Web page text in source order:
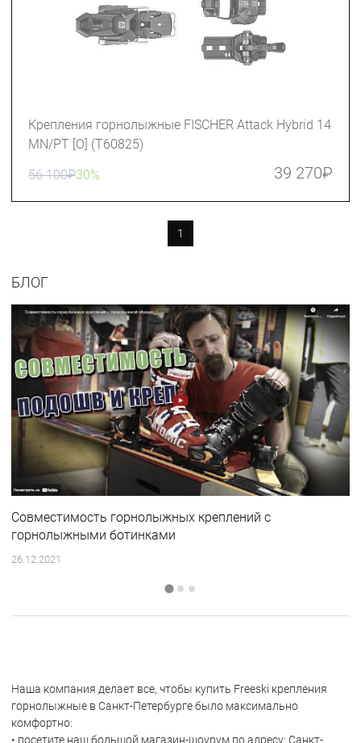
Крепления горнолыжные FISCHER Attack Hybrid 14
MN/PT [O] (T60825)
56 100₽30% 39 270₽
1
БЛОГ
Совместимость горнолыжных креплений с
горнолыжными ботинками
26.12.2021
Наша компания делает все, чтобы купить Freeski крепления
горнолыжные в Санкт-Петербурге было максимально
комфортно:
• посетите наш большой магазин-шоурум по адресу: Санкт-